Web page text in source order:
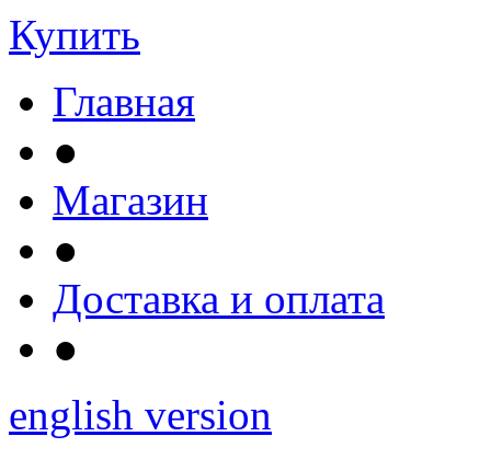
Купить
Главная
●
Магазин
●
Доставка и оплата
●
english version